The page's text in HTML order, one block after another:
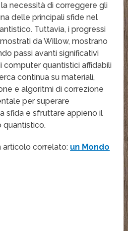
necessità di correggere gli
delle principali sfide nel
Tuttavia, i progressi
da Willow, mostrano
passi avanti significativi
computer quantistici affidabili
continua su materiali,
e algoritmi di correzione
per superare
sfida e sfruttare appieno il
quantistico.
articolo correlato: un Mondo